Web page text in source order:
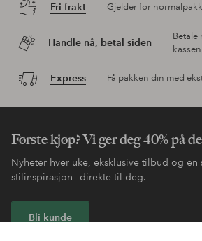
Fri frakt Gjelder for
Handle nå, betal siden
Betale
Express Få pakken din med
Første kjøp? Vi ger deg 40% på
Nyheter hver uke, eksklusive tilbud og en
stilinspirasjon– direkte til deg.
Bli kunde